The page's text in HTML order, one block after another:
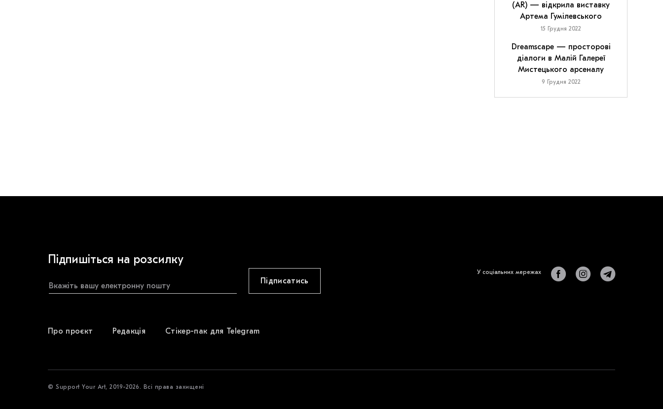
(AR) — відкрила виставку
Артема Гумілевського
15 Грудня 2022
Dreamscape — просторові
діалоги в Малій Галереї
Мистецького арсеналу
9 Грудня 2022
Підпишіться на розсилку
Підписатись
Про проєкт Редакція Стікер-пак для Telegram
У соціальних мережах
© Support Your Art, 2019-2026. Всі права захищені